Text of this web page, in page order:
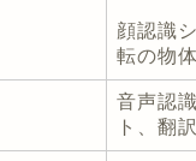
顔認識
転の物
音声認
ト、翻